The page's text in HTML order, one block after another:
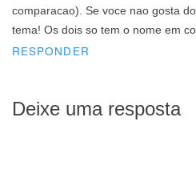
comparacao). Se voce nao gosta
tema! Os dois so tem o nome em
RESPONDER
Deixe uma resposta